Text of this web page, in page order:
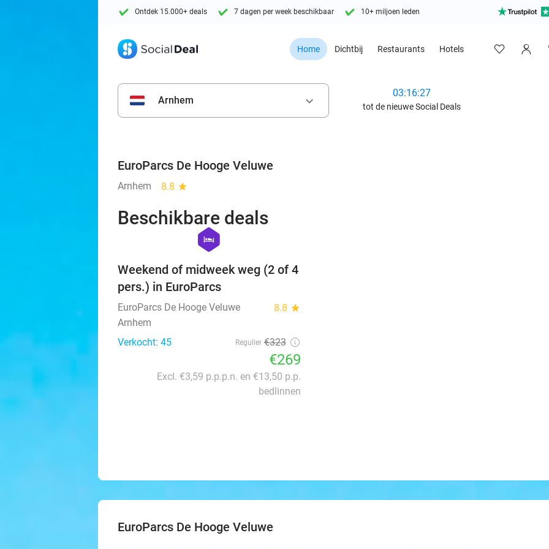
Ontdek 15.000+ deals 7 dagen per week beschikbaar 10+ miljoen leden
Home Dichtbij Restaurants Hotels
Arnhem keyboard_arrow_down
03:16:25
tot de nieuwe Social Deals
EuroParcs De Hooge Veluwe
Arnhem 8.8 star
Beschikbare deals
hexagon
hotel
Weekend of midweek weg (2 of 4
pers.) in EuroParcs
EuroParcs De Hooge Veluwe 8.8 star
Arnhem
Verkocht: 45
Regulier €323
€269
Excl. €3,59 p.p.p.n. en €13,50 p.p.
bedlinnen
EuroParcs De Hooge Veluwe